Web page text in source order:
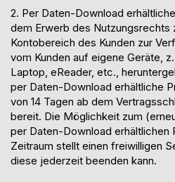
2. Per Daten-Download
dem Erwerb des Nutzungsrechts
Kontobereich des Kunden zur
vom Kunden auf eigene Geräte, z.
Laptop, eReader, etc.,
per Daten-Download erhältliche
von 14 Tagen ab dem
bereit. Die Möglichkeit zum
per Daten-Download erhältlichen
Zeitraum stellt einen freiwilligen
diese jederzeit beenden kann.